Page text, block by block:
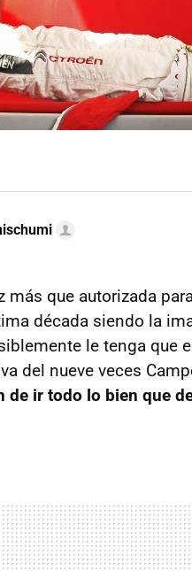
más que autorizada
década siendo la
le tenga que
del nueve veces
de ir todo lo bien que